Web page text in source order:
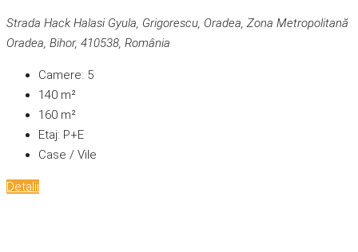
Strada Hack Halasi Gyula, Grigorescu, Oradea, Zona Metropolitană
Oradea, Bihor, 410538, România
Camere: 5
140 m²
160 m²
Etaj: P+E
Case / Vile
Detalii